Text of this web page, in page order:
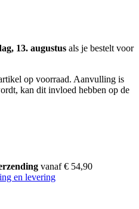
13. augustus als je bestelt voor
op voorraad. Aanvulling is
kan dit invloed hebben op de
vanaf € 54,90
en levering